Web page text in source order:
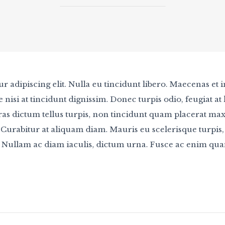
adipiscing elit. Nulla eu tincidunt libero. Maecenas
nisi at tincidunt dignissim. Donec turpis odio, feugiat
dictum tellus turpis, non tincidunt quam placerat
at aliquam diam. Mauris eu scelerisque
ac diam iaculis, dictum urna. Fusce ac enim